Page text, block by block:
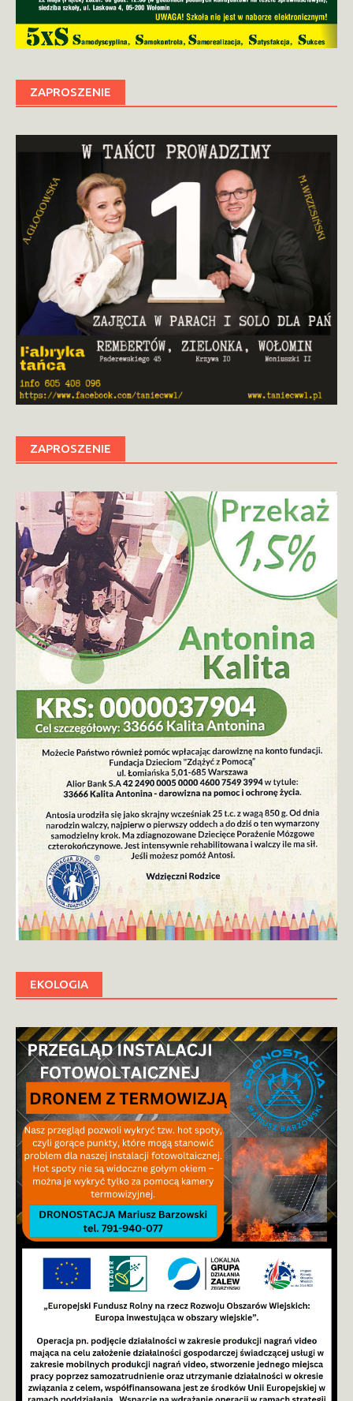
ZAPROSZENIE
ZAPROSZENIE
EKOLOGIA